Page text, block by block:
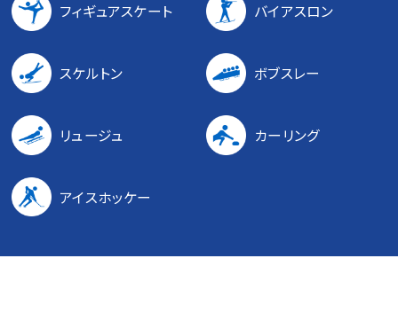
フィギュアスケート バイアスロン
スケルトン ボブスレー
リュージュ カーリング
アイスホッケー